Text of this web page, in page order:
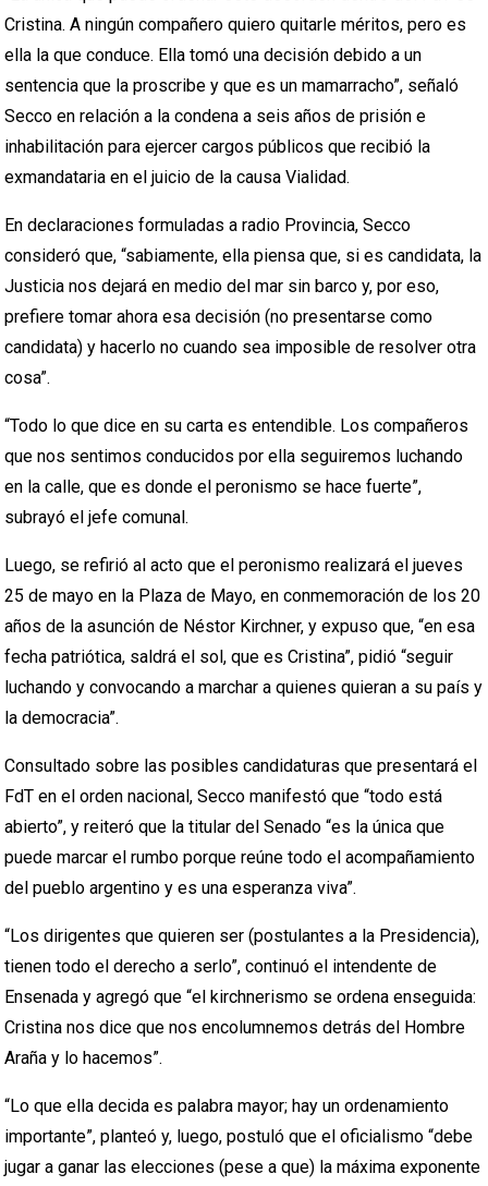
Cristina. A ningún compañero quiero quitarle méritos, pero es
ella la que conduce. Ella tomó una decisión debido a un
sentencia que la proscribe y que es un mamarracho”, señaló
Secco en relación a la condena a seis años de prisión e
inhabilitación para ejercer cargos públicos que recibió la
exmandataria en el juicio de la causa Vialidad.
En declaraciones formuladas a radio Provincia, Secco
consideró que, “sabiamente, ella piensa que, si es candidata, la
Justicia nos dejará en medio del mar sin barco y, por eso,
prefiere tomar ahora esa decisión (no presentarse como
candidata) y hacerlo no cuando sea imposible de resolver otra
cosa”.
“Todo lo que dice en su carta es entendible. Los compañeros
que nos sentimos conducidos por ella seguiremos luchando
en la calle, que es donde el peronismo se hace fuerte”,
subrayó el jefe comunal.
Luego, se refirió al acto que el peronismo realizará el jueves
25 de mayo en la Plaza de Mayo, en conmemoración de los 20
años de la asunción de Néstor Kirchner, y expuso que, “en esa
fecha patriótica, saldrá el sol, que es Cristina”, pidió “seguir
luchando y convocando a marchar a quienes quieran a su país y
la democracia”.
Consultado sobre las posibles candidaturas que presentará el
FdT en el orden nacional, Secco manifestó que “todo está
abierto”, y reiteró que la titular del Senado “es la única que
puede marcar el rumbo porque reúne todo el acompañamiento
del pueblo argentino y es una esperanza viva”.
“Los dirigentes que quieren ser (postulantes a la Presidencia),
tienen todo el derecho a serlo”, continuó el intendente de
Ensenada y agregó que “el kirchnerismo se ordena enseguida:
Cristina nos dice que nos encolumnemos detrás del Hombre
Araña y lo hacemos”.
“Lo que ella decida es palabra mayor; hay un ordenamiento
importante”, planteó y, luego, postuló que el oficialismo “debe
jugar a ganar las elecciones (pese a que) la máxima exponente